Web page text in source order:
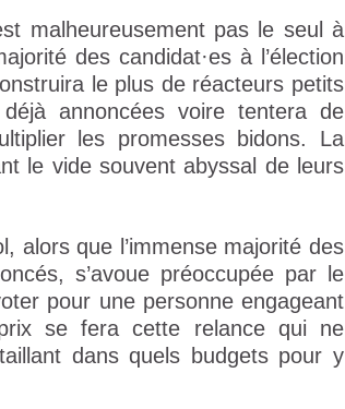
malheureusement pas le seul à
des candidat·es à l’élection
le plus de réacteurs petits
annoncées voire tentera de
les promesses bidons. La
le vide souvent abyssal de leurs
alors que l’immense majorité des
s’avoue préoccupée par le
pour une personne engageant
se fera cette relance qui ne
dans quels budgets pour y